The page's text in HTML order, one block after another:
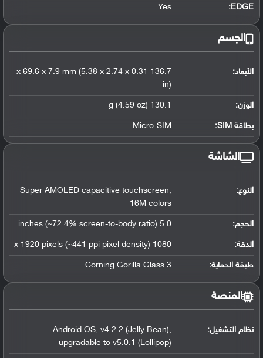
EDGE:
Yes
الجسم
الأبعاد:
136.7 x 69.6 x 7.9 mm (5.38 x 2.74 x 0.31
in)
الوزن: 130.1 g (4.59 oz)
بطاقة SIM: Micro-SIM
الشاشة
النوع:
Super AMOLED capacitive touchscreen,
16M colors
الحجم: 5.0 inches (~72.4% screen-to-body ratio)
الدقة: 1080 x 1920 pixels (~441 ppi pixel density)
طبقة الحماية: Corning Gorilla Glass 3
المنصة
نظام التشغيل:
Android OS, v4.2.2 (Jelly Bean),
upgradable to v5.0.1 (Lollipop)